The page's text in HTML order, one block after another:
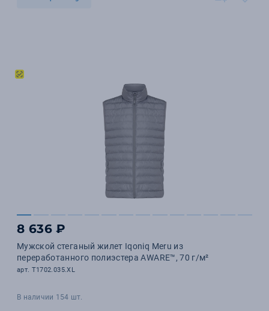
8 636 ₽
Мужской стеганый жилет Iqoniq Meru из
переработанного полиэстера AWARE™, 70 г/м²
арт. T1702.035.XL
В наличии 154 шт.